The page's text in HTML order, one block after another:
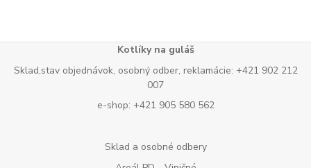
Kotlíky na guláš
Sklad,stav objednávok, osobný odber, reklamácie: +421 902 212
007
e-shop: +421 905 580 562
Sklad a osobné odbery